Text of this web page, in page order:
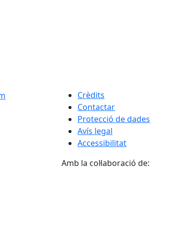
Crèdits
Contactar
Protecció de dades
Avís legal
Accessibilitat
Amb la col·laboració de: